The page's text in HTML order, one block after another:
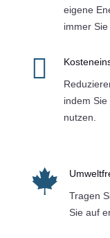
eigene
immer

indem
nutzen.

Tragen
Sie auf